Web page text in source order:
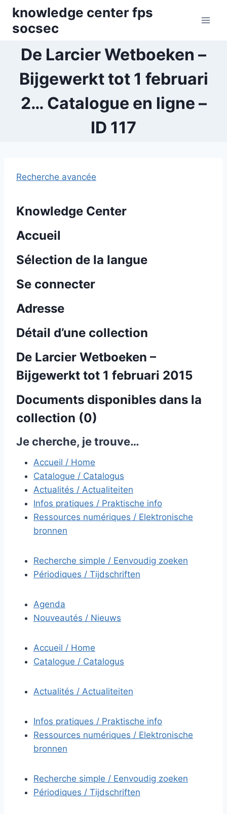
Skip
content
knowledge center fps
socsec
De Larcier Wetboeken –
Bijgewerkt tot 1 februari
2… Catalogue en ligne –
ID 117
Recherche avancée
Knowledge Center
Accueil
Sélection de la langue
Se connecter
Adresse
Détail d’une collection
De Larcier Wetboeken –
Bijgewerkt tot 1 februari 2015
Documents disponibles dans la
collection (0)
Je cherche, je trouve…
Accueil / Home
Catalogue / Catalogus
Actualités / Actualiteiten
Infos pratiques / Praktische info
Ressources numériques / Elektronische
bronnen
Recherche simple / Eenvoudig zoeken
Périodiques / Tijdschriften
Agenda
Nouveautés / Nieuws
Accueil / Home
Catalogue / Catalogus
Actualités / Actualiteiten
Infos pratiques / Praktische info
Ressources numériques / Elektronische
bronnen
Recherche simple / Eenvoudig zoeken
Périodiques / Tijdschriften